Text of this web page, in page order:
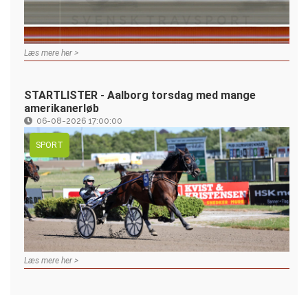
Læs mere her >
STARTLISTER - Aalborg torsdag med mange
amerikanerløb
06-08-2026 17:00:00
SPORT
Læs mere her >